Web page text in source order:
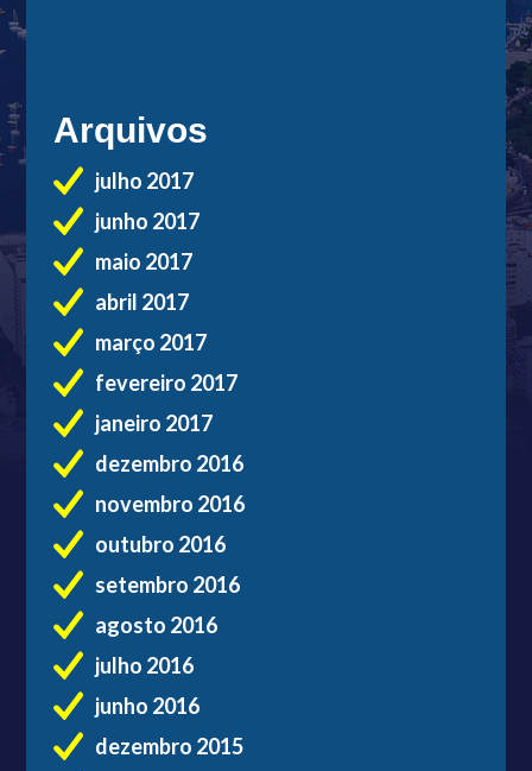
Arquivos
julho 2017
junho 2017
maio 2017
abril 2017
março 2017
fevereiro 2017
janeiro 2017
dezembro 2016
novembro 2016
outubro 2016
setembro 2016
agosto 2016
julho 2016
junho 2016
dezembro 2015